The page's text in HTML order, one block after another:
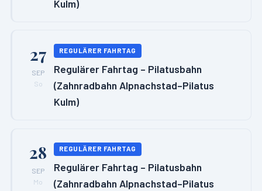
Kulm)
27
SEP
So
REGULÄRER FAHRTAG
Regulärer Fahrtag – Pilatusbahn
(Zahnradbahn Alpnachstad–Pilatus
Kulm)
28
SEP
Mo
REGULÄRER FAHRTAG
Regulärer Fahrtag – Pilatusbahn
(Zahnradbahn Alpnachstad–Pilatus